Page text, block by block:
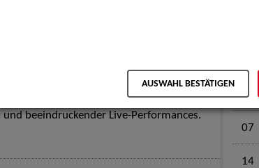
und Familien. Die Stuttgart Street Art
von12 bis 18 Uhr in eine große Open-
beeindruckender Live-Performances.
07
14
AUSWAHL BESTÄTIGEN